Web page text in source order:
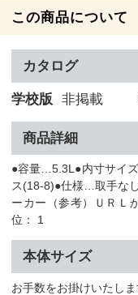
この商品について
カタログ
学校版 非掲載
商品詳細
●容量…5.3L●内寸サイ
ス(18-8)●仕様…取手な
ーカー（参考）ＵＲＬ
位： 1
本体サイズ
お手数をお掛けいたし